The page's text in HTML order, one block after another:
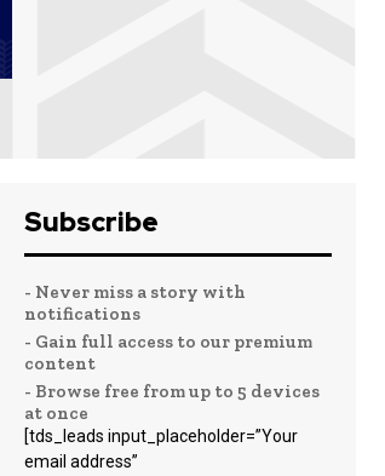
Subscribe
- Never miss a story with
notifications
- Gain full access to our premium
content
- Browse free from up to 5 devices
at once
[tds_leads input_placeholder=”Your
email address”